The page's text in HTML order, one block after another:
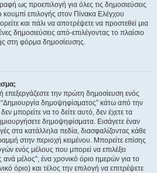
ως προεπιλογή για όλες τις δημοσιεύσεις
επιλογής στον Πίνακα Ελέγχου
και πάλι να αποτρέψετε να προστεθεί μια
δημοσιεύσεις από-επιλέγοντας το πλαίσιο
στη φόρμα δημοσίευσης.
επεξεργάζεστε την πρώτη δημοσίευση ενός
δημοψηφίσματος” κάτω από την
μπορείτε να το δείτε αυτό, δεν έχετε τα
δημοψηφίσματα. Εισάγετε έναν
στα κατάλληλα πεδία, διασφαλίζοντας κάθε
στην περιοχή κειμένου. Μπορείτε επίσης
ενός μέλους που μπορεί να επιλέξει
μέλος”, ένα χρονικό όριο ημερών για το
όριο) και τέλος την επιλογή να επιτρέψετε